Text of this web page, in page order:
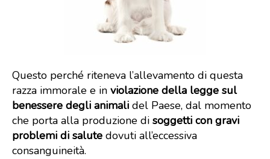
Questo perché riteneva l’allevamento di questa
razza immorale e in violazione della legge sul
benessere degli animali del Paese, dal momento
che porta alla produzione di soggetti con gravi
problemi di salute dovuti all’eccessiva
consanguineità.